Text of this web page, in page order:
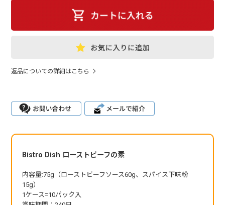
返品についての詳細はこちら
Bistro Dish ローストビーフの素
内容量:75g（ローストビーフソース60g、スパイス下味粉
15g）
1ケース=10パック入